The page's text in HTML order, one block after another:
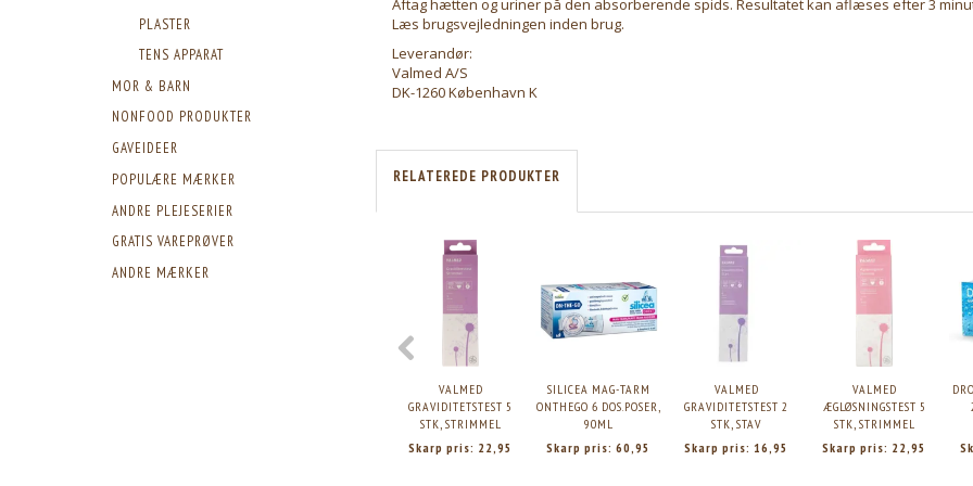
PLASTER
TENS APPARAT
MOR & BARN
NONFOOD PRODUKTER
GAVEIDEER
POPULÆRE MÆRKER
ANDRE PLEJESERIER
GRATIS VAREPRØVER
ANDRE MÆRKER
Aftag hætten og uriner på den absorberende spids. Resultatet kan aflæses efter 3
Læs brugsvejledningen inden brug.
Leverandør:
Valmed A/S
DK-1260 København K
RELATEREDE PRODUKTER
VALMED
GRAVIDITETSTEST 5
STK, STRIMMEL
Skarp pris: 22,95
SILICEA MAG-TARM
ONTHEGO 6 DOS.POSER,
90ML
Skarp pris:60,95
VALMED
GRAVIDITETSTEST 2
STK, STAV
Skarp pris:16,95
VALMED
ÆGLØSNINGSTEST 5
STK, STRIMMEL
Skarp pris: 22,95